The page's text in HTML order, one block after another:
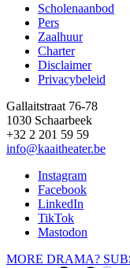
Footer
Scholenaanbod
Pers
Zaalhuur
Charter
Disclaimer
Privacybeleid
Gallaitstraat 76-78
1030 Schaarbeek
+32 2 201 59 59
info@kaaitheater.be
Instagram
Facebook
LinkedIn
TikTok
Mastodon
MORE DRAMA?